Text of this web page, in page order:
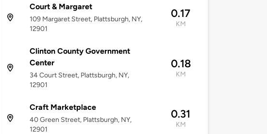
Court & Margaret
109 Margaret Street, Plattsburgh, NY,
12901
0.17
KM
Clinton County Government
Center
34 Court Street, Plattsburgh, NY,
12901
0.18
KM
Craft Marketplace
40 Green Street, Plattsburgh, NY,
12901
0.31
KM